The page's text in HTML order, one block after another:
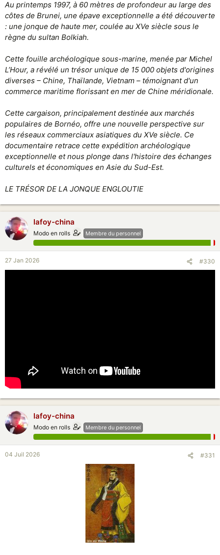
to the Revolutionary War.
www.harney.com
Tea & War: Part Two
This post examines the role of tea in events that led
to the Opium Wars with China.
www.harney.com
Lien retiré
Evolution of Chinese Ancient Tea Technology and Its Transfer to British
India / Pdf 12 pages
Voir la pièce jointe 130533
Evolution of Chinese Ancient Tea Technology and Its Transfer to British India
Discover the fascinating history of tea production,
from ancient China to British India. Explore how
www.scirp.org
Nb : Harney est un site commercial mais les informations concernant la
guerre du the sont interessantes ...
Au printemps 1997, à 60 mètres de profondeur au large des
côtes de Brunei, une épave exceptionnelle a été découverte
: une jonque de haute mer, coulée au XVe siècle sous le
règne du sultan Bolkiah.
Cette fouille archéologique sous-marine, menée par Michel
L’Hour, a révélé un trésor unique de 15 000 objets d'origines
diverses – Chine, Thaïlande, Vietnam – témoignant d'un
commerce maritime florissant en mer de Chine méridionale.
Cette cargaison, principalement destinée aux marchés
populaires de Bornéo, offre une nouvelle perspective sur
les réseaux commerciaux asiatiques du XVe siècle. Ce
documentaire retrace cette expédition archéologique
exceptionnelle et nous plonge dans l'histoire des échanges
culturels et économiques en Asie du Sud-Est.
LE TRÉSOR DE LA JONQUE ENGLOUTIE
lafoy-china
Modo en rolls Membre du personnel
27 Jan 2026 #330
lafoy-china
Modo en rolls Membre du personnel
04 Juil 2026 #331